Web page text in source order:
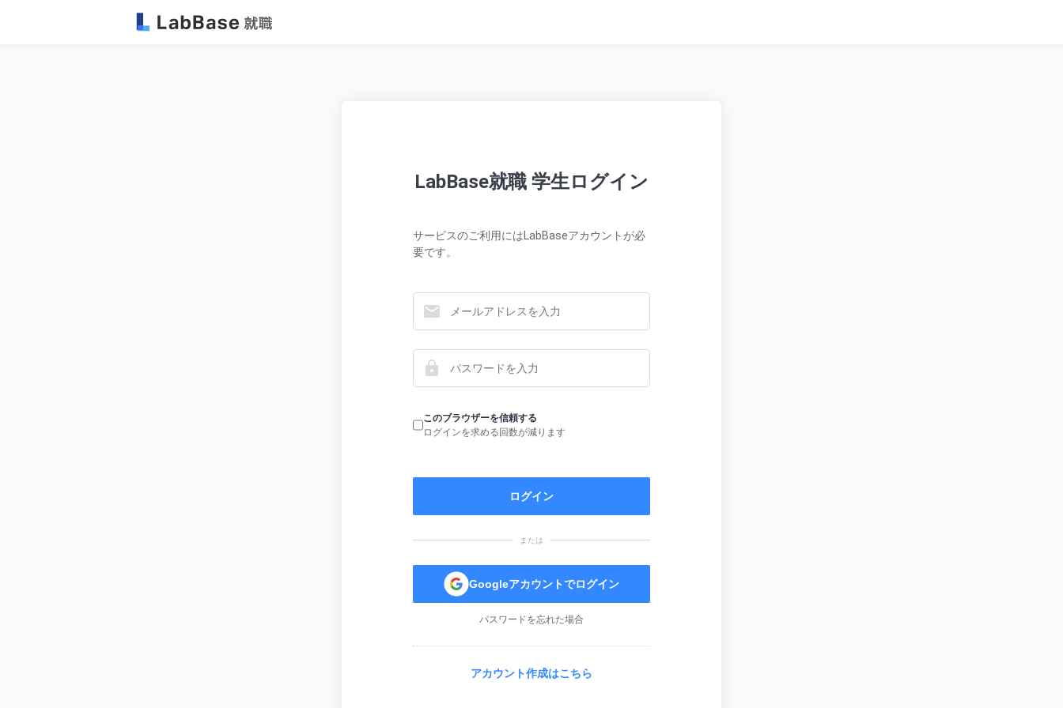
LabBase就職 学生ログイン
サービスのご利用にはLabBaseアカウントが必
要です。
このブラウザーを信頼する
ログインを求める回数が減ります
ログイン
または
Googleアカウントでログイン
パスワードを忘れた場合
アカウント作成はこちら